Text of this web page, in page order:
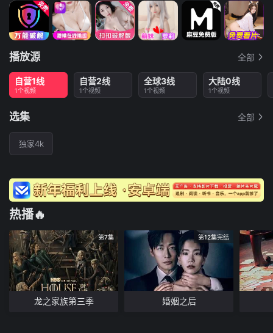
播放源 全部
自营1线
1个视频
自营2线
1个视频
全球3线
1个视频
大陆0线
1个视频
选集 全部
独家4k
热播🔥
第7集
龙之家族第三季
第12集完结
婚姻之后